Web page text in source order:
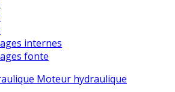
internes
fonte
Moteur hydraulique